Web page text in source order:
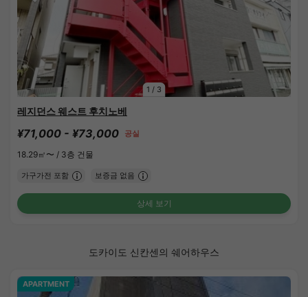
1 / 3
레지던스 웨스트 후치노베
¥71,000 - ¥73,000 공실
18.29㎡〜 / 3층 건물
가구가전 포함 보증금 없음
상세 보기
도카이도 신칸센의 쉐어하우스
APARTMENT